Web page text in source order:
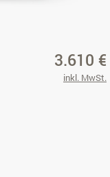
3.610 €
inkl. MwSt.